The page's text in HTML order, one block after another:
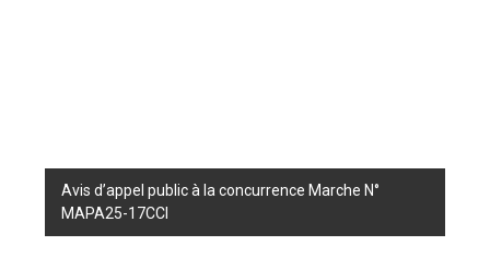
Avis d’appel public à la concurrence Marche N°
MAPA25-17CCI